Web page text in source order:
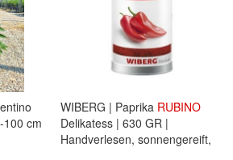
100 cm
WIBERG | Paprika RUBINO
Delikatess | 630 GR |
Handverlesen, sonnengereift,